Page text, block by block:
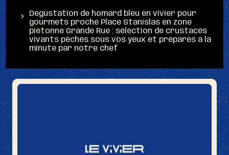
Dégustation de homard bleu en vivier pour
gourmets proche Place Stanislas en zone
piétonne Grande Rue : sélection de crustacés
vivants pêchés sous vos yeux et préparés à la
minute par notre chef